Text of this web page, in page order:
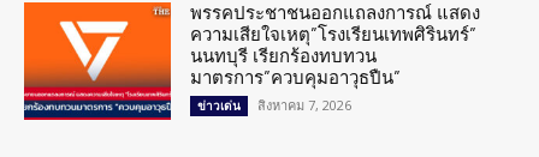
พรรคประชาชนออกแถลงการณ์ แสดง
ความเสียใจเหตุ”โรงเรียนเทพศิรินทร์”
นนทบุรี เรียกร้องทบทวน
มาตรการ”ควบคุมอาวุธปืน”
ข่าวเด่น สิงหาคม 7, 2026